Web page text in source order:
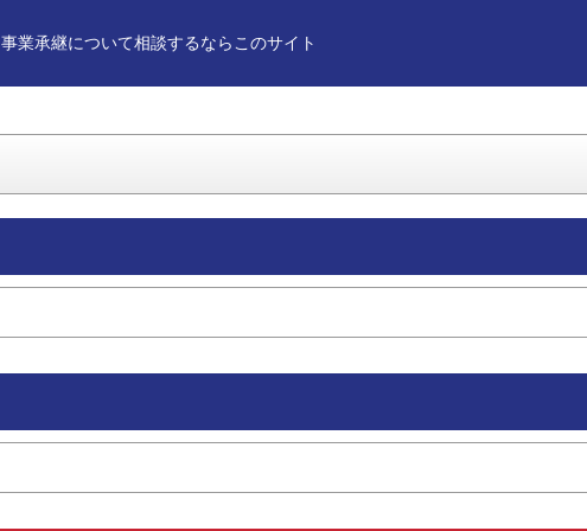
事業承継について相談するならこのサイト